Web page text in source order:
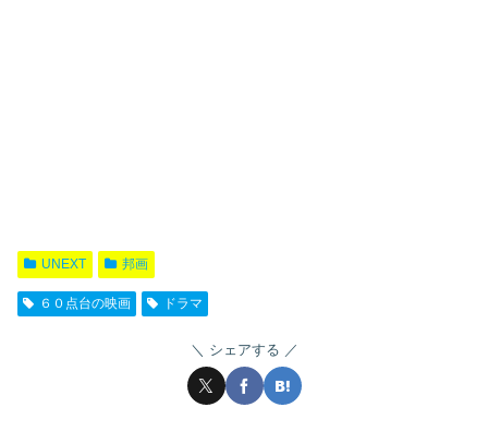
UNEXT 邦画
６０点台の映画 ドラマ
シェアする